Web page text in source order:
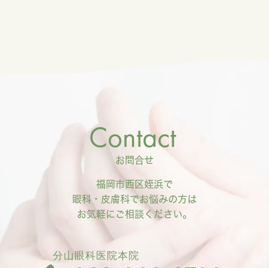
Contact
お問合せ
福岡市西区姪浜で
眼科・皮膚科でお悩みの方は
お気軽にご相談ください。
分山眼科医院本院